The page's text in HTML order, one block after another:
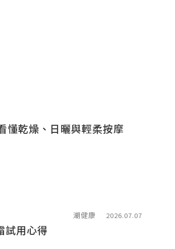
懂乾燥、日曬與輕柔按摩
潮健康 2026.07.07
試用心得